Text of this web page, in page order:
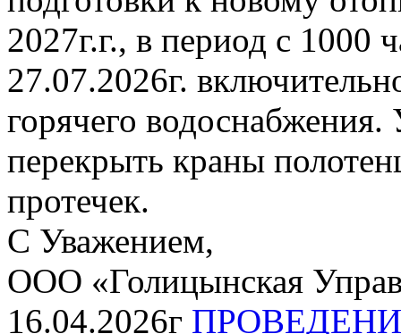
2027г.г., в период с 1000
27.07.2026г.
горячего водоснабжения.
перекрыть краны
протечек.
С Уважением,
ООО «Голицынская
16.04.2026г